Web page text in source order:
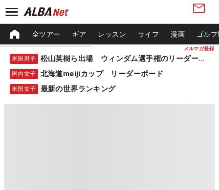
メルマガ登録
全ツアー ギア レッスン ライフ 漫画 ゴル
米国男子 松山英樹ら出場 ウィンダム選手権のリーダーボード
国内女子 北海道meijiカップ リーダーボード
米国女子 最新の世界ランキング